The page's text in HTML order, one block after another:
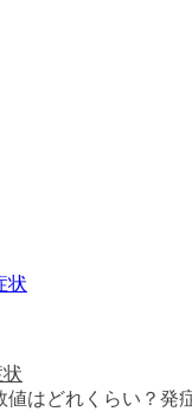
状
値はどれくらい？発